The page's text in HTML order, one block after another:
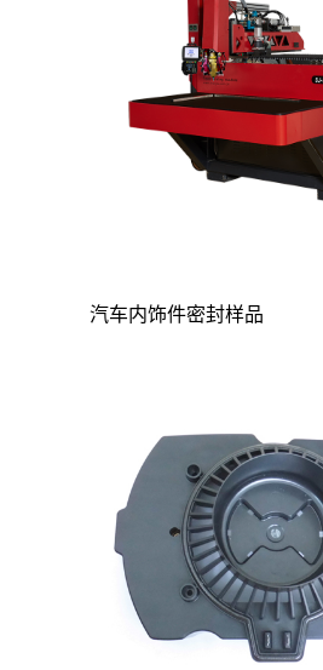
汽车内饰件密封样品